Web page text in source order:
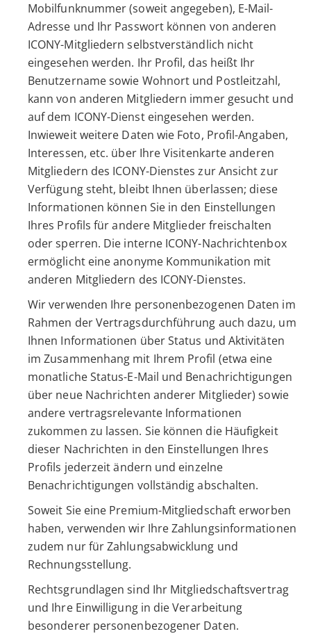
Mobilfunknummer (soweit angegeben), E-Mail-
Adresse und Ihr Passwort können von anderen
ICONY-Mitgliedern selbstverständlich nicht
eingesehen werden. Ihr Profil, das heißt Ihr
Benutzername sowie Wohnort und Postleitzahl,
kann von anderen Mitgliedern immer gesucht und
auf dem ICONY-Dienst eingesehen werden.
Inwieweit weitere Daten wie Foto, Profil-Angaben,
Interessen, etc. über Ihre Visitenkarte anderen
Mitgliedern des ICONY-Dienstes zur Ansicht zur
Verfügung steht, bleibt Ihnen überlassen; diese
Informationen können Sie in den Einstellungen
Ihres Profils für andere Mitglieder freischalten
oder sperren. Die interne ICONY-Nachrichtenbox
ermöglicht eine anonyme Kommunikation mit
anderen Mitgliedern des ICONY-Dienstes.
Wir verwenden Ihre personenbezogenen Daten im
Rahmen der Vertragsdurchführung auch dazu, um
Ihnen Informationen über Status und Aktivitäten
im Zusammenhang mit Ihrem Profil (etwa eine
monatliche Status-E-Mail und Benachrichtigungen
über neue Nachrichten anderer Mitglieder) sowie
andere vertragsrelevante Informationen
zukommen zu lassen. Sie können die Häufigkeit
dieser Nachrichten in den Einstellungen Ihres
Profils jederzeit ändern und einzelne
Benachrichtigungen vollständig abschalten.
Soweit Sie eine Premium-Mitgliedschaft erworben
haben, verwenden wir Ihre Zahlungsinformationen
zudem nur für Zahlungsabwicklung und
Rechnungsstellung.
Rechtsgrundlagen sind Ihr Mitgliedschaftsvertrag
und Ihre Einwilligung in die Verarbeitung
besonderer personenbezogener Daten.